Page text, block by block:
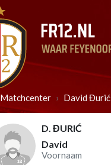
Matchcenter David Đurić
D. ĐURIĆ
David
Voornaam